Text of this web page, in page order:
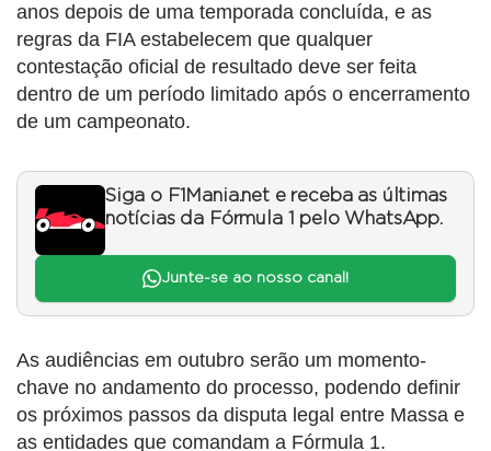
anos depois de uma temporada concluída, e as
regras da FIA estabelecem que qualquer
contestação oficial de resultado deve ser feita
dentro de um período limitado após o encerramento
de um campeonato.
Siga o F1Mania.net e receba as últimas
notícias da Fórmula 1 pelo WhatsApp.
Junte-se ao nosso canal!
As audiências em outubro serão um momento-
chave no andamento do processo, podendo definir
os próximos passos da disputa legal entre Massa e
as entidades que comandam a Fórmula 1.